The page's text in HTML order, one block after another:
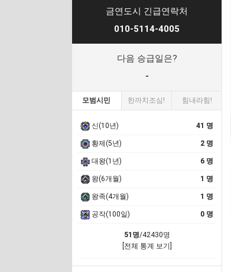
금연도시 긴급연락처
010-5114-4005
다음 승급일은?
-
모범시민 한까치조심! 힘내라힘!
신(10년) 41 명
황제(5년) 2 명
대왕(1년) 6 명
왕(6개월) 1 명
왕족(4개월) 1 명
공작(100일) 0 명
51명/42430명
[전체 통계 보기]